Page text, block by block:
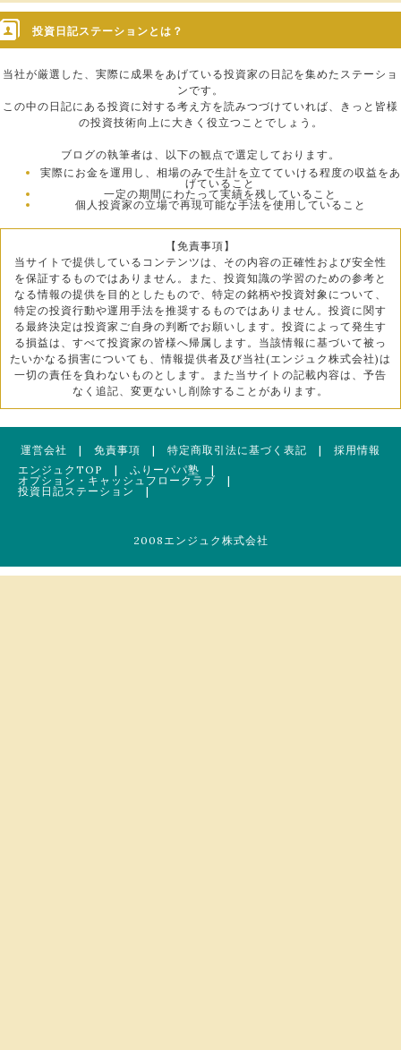
投資日記ステーションとは？
当社が厳選した、実際に成果をあげている投資家の日記を集めたステーショ
ンです。
この中の日記にある投資に対する考え方を読みつづけていれば、きっと皆様
の投資技術向上に大きく役立つことでしょう。
ブログの執筆者は、以下の観点で選定しております。
実際にお金を運用し、相場のみで生計を立てていける程度の収益をあ
げていること
一定の期間にわたって実績を残していること
個人投資家の立場で再現可能な手法を使用していること
【免責事項】
当サイトで提供しているコンテンツは、その内容の正確性および安全性
を保証するものではありません。また、投資知識の学習のための参考と
なる情報の提供を目的としたもので、特定の銘柄や投資対象について、
特定の投資行動や運用手法を推奨するものではありません。投資に関す
る最終決定は投資家ご自身の判断でお願いします。投資によって発生す
る損益は、すべて投資家の皆様へ帰属します。当該情報に基づいて被っ
たいかなる損害についても、情報提供者及び当社(エンジュク株式会社)は
一切の責任を負わないものとします。また当サイトの記載内容は、予告
なく追記、変更ないし削除することがあります。
運営会社 | 免責事項 | 特定商取引法に基づく表記 | 採用情報
エンジュクTOP
| ふりーパパ塾 |
オプション・キャッシュフロークラブ |
投資日記ステーション
|
2008エンジュク株式会社